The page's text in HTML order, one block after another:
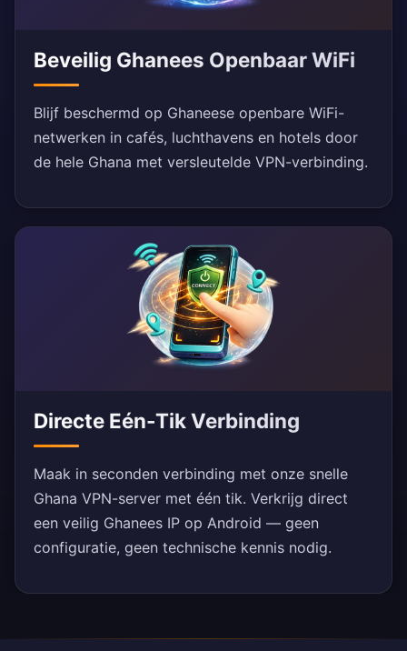
Beveilig Ghanees Openbaar WiFi
Blijf beschermd op Ghaneese openbare WiFi-
netwerken in cafés, luchthavens en hotels door
de hele Ghana met versleutelde VPN-verbinding.
Directe Eén-Tik Verbinding
Maak in seconden verbinding met onze snelle
Ghana VPN-server met één tik. Verkrijg direct
een veilig Ghanees IP op Android — geen
configuratie, geen technische kennis nodig.